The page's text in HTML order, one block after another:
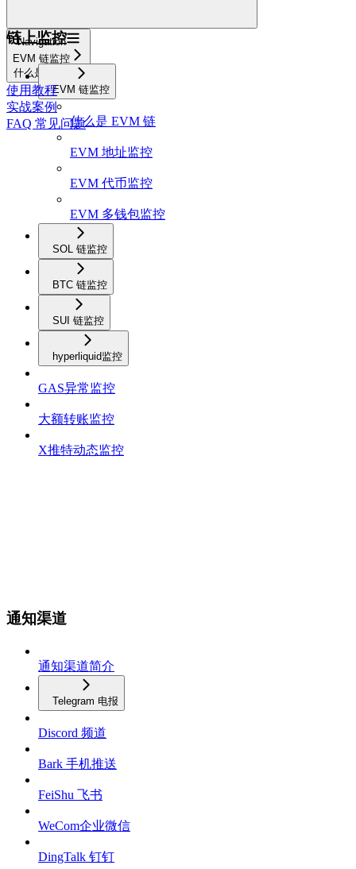
Navigation
EVM 链监控
什么是 EVM 链
使用教程
实战案例
FAQ 常见问题
链上监控
EVM 链监控
什么是 EVM 链
EVM 地址监控
EVM 代币监控
EVM 多钱包监控
SOL 链监控
BTC 链监控
SUI 链监控
hyperliquid监控
GAS异常监控
大额转账监控
X推特动态监控
通知渠道
通知渠道简介
Telegram 电报
Discord 频道
Bark 手机推送
FeiShu 飞书
WeCom企业微信
DingTalk 钉钉